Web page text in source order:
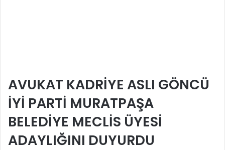
AVUKAT KADRİYE ASLI GÖNCÜ
İYİ PARTİ MURATPAŞA
BELEDİYE MECLİS ÜYESİ
ADAYLIĞINI DUYURDU